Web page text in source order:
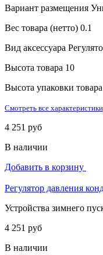
Вариант размещения
Вес товара (нетто) 0.1
Вид аксессуара
Высота товара 10
Высота упаковки товара
Смотреть все характеристики
4 251 руб
В наличии
Добавить в корзину
Регулятор давления
Устройства зимнего
4 251 руб
В наличии